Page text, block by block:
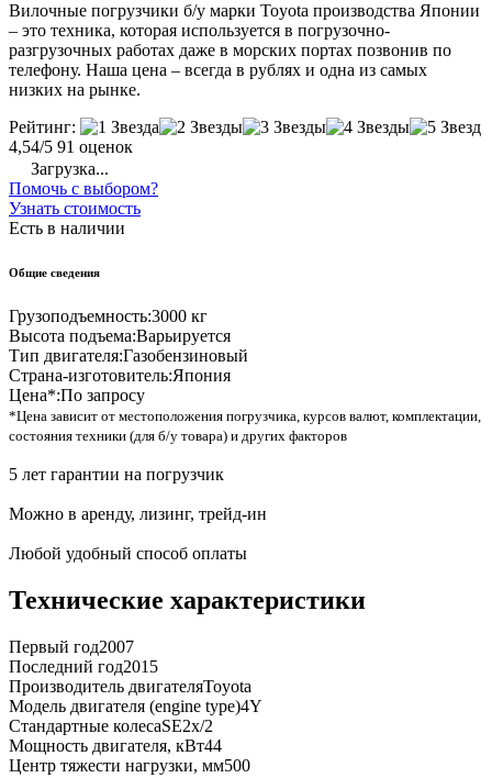
Вилочные погрузчики б/у марки Toyota производства Японии
– это техника, которая используется в погрузочно-
разгрузочных работах даже в морских портах позвонив по
телефону. Наша цена – всегда в рублях и одна из самых
низких на рынке.
Рейтинг:
4,54/5 91 оценок
Загрузка...
Помочь с выбором?
Узнать стоимость
Есть в наличии
Общие сведения
Грузоподъемность:3000 кг
Высота подъема:Варьируется
Тип двигателя:Газобензиновый
Страна-изготовитель:Япония
Цена*:По запросу
*Цена зависит от местоположения погрузчика, курсов валют, комплектации,
состояния техники (для б/у товара) и других факторов
5 лет гарантии на погрузчик
Можно в аренду, лизинг, трейд-ин
Любой удобный способ оплаты
Технические характеристики
Первый год2007
Последний год2015
Производитель двигателяToyota
Модель двигателя (engine type)4Y
Стандартные колесаSE2x/2
Мощность двигателя, кВт44
Центр тяжести нагрузки, мм500